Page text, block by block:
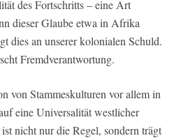
des Fortschritts – eine Art
dieser Glaube etwa in Afrika
dies an unserer kolonialen Schuld.
Fremdverantwortung.
von Stammeskulturen vor allem in
eine Universalität westlicher
nicht nur die Regel, sondern trägt